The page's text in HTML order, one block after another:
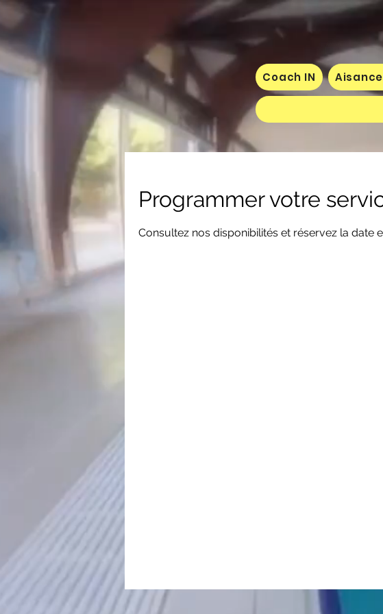
Coach IN
Programmer votre
Consultez nos disponibilités et réservez la date